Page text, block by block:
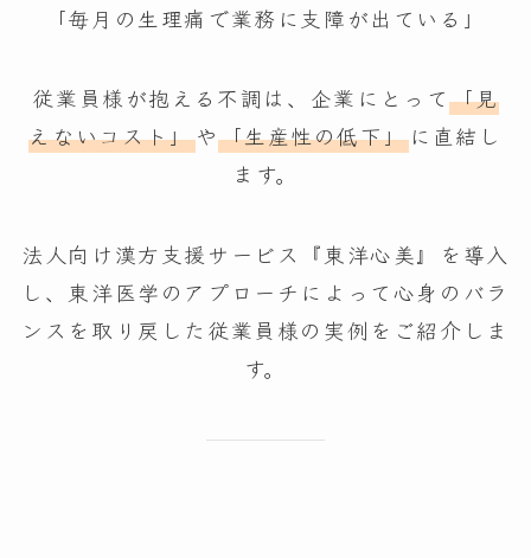
「毎月の生理痛で業務に支障が出ている」
従業員様が抱える不調は、企業にとって「見
えないコスト」や「生産性の低下」 に直結し
ます。
法人向け漢方支援サービス『東洋心美』を導入
し、東洋医学のアプローチによって心身のバラ
ンスを取り戻した従業員様の実例をご紹介しま
す。